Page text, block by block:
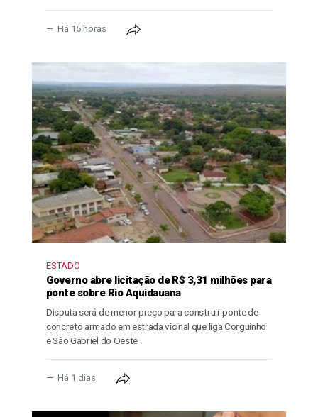
Há 15 horas
ESTADO
Governo abre licitação de R$ 3,31 milhões para
ponte sobre Rio Aquidauana
Disputa será de menor preço para construir ponte de
concreto armado em estrada vicinal que liga Corguinho
e São Gabriel do Oeste
Há 1 dias